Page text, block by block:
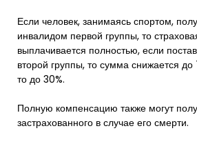
Если человек, занимаясь спортом,
инвалидом первой группы, то
выплачивается полностью, если
второй группы, то сумма снижается до
то до 30%.
Полную компенсацию также могут
застрахованного в случае его смерти.